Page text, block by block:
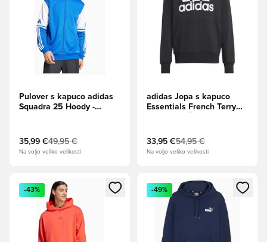
Pulover s kapuco adidas
Squadra 25 Hoody -
35,99 €49,95 €
Na voljo veliko velikosti
adidas Jopa s kapuco
Essentials French Terry
33,95 €54,95 €
Na voljo veliko velikosti
Odpre Modal za prijavo ali vpis kot član
-43%
Odpre Modal za prijavo ali
-49%